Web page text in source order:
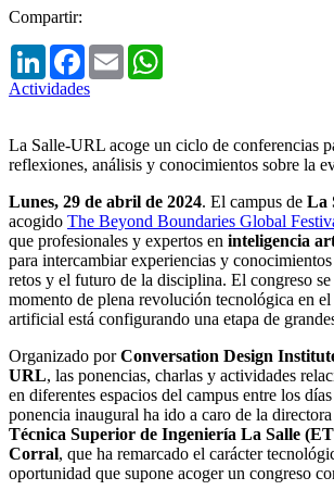
Compartir:
LinkedInFacebook
Email
Actividades
La Salle-URL acoge un ciclo de conferencias
reflexiones, análisis y conocimientos sobre la
Lunes, 29 de abril de 2024. El campus de La
acogido The Beyond Boundaries Global
que profesionales y expertos en inteligencia
para intercambiar experiencias y
retos y el futuro de la disciplina. El congreso se
momento de plena revolución tecnológica en
artificial está configurando una etapa de
Organizado porConversation Design
URL, las ponencias, charlas y actividades
en diferentes espacios del campus entre los días
ponencia inaugural ha ido a caro de la directora
Técnica Superior de Ingeniería La Salle
Corral, que ha remarcado el carácter
oportunidad que supone acoger un congreso